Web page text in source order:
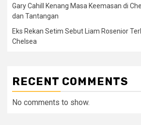
Gary Cahill Kenang Masa Keemasan di
dan Tantangan
Eks Rekan Setim Sebut Liam Rosenior
Chelsea
RECENT COMMENTS
No comments to show.